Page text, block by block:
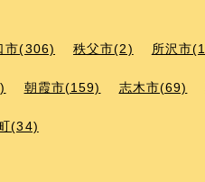
市(306) 秩父市(2) 所沢市
朝霞市(159) 志木市(69)
(34)